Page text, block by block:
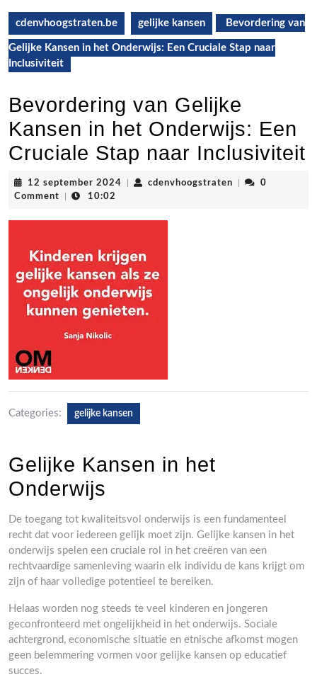
cdenvhoogstraten.be gelijke kansen Bevordering van
Gelijke Kansen in het Onderwijs: Een Cruciale Stap naar
Inclusiviteit
Bevordering van Gelijke
Kansen in het Onderwijs: Een
Cruciale Stap naar Inclusiviteit
12 september 2024 12
cdenvhoogstraten cdenvhoogstraten
0
Comment
10:02
Categories: gelijke kansen
Gelijke Kansen in het
Onderwijs
De toegang tot kwaliteitsvol onderwijs is een fundamenteel
recht dat voor iedereen gelijk moet zijn. Gelijke kansen in het
onderwijs spelen een cruciale rol in het creëren van een
rechtvaardige samenleving waarin elk individu de kans krijgt om
zijn of haar volledige potentieel te bereiken.
Helaas worden nog steeds te veel kinderen en jongeren
geconfronteerd met ongelijkheid in het onderwijs. Sociale
achtergrond, economische situatie en etnische afkomst mogen
geen belemmering vormen voor gelijke kansen op educatief
succes.